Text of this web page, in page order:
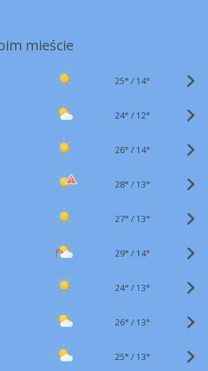
mieście
25° / 14°
24° / 12°
26° / 14°
28° / 13°
27° / 13°
29° / 14°
24° / 13°
26° / 13°
25° / 13°